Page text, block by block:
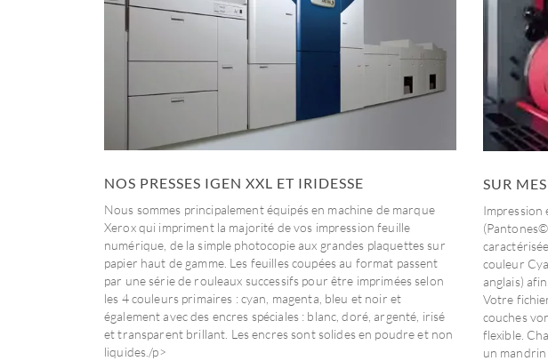
NOS PRESSES IGEN XXL ET IRIDESSE
Nous sommes principalement équipés en machine de marque
Xerox qui impriment la majorité de vos impression feuille
numérique, de la simple photocopie aux grandes plaquettes sur
papier haut de gamme. Les feuilles coupées au format passent
par une série de rouleaux successifs pour être imprimées selon
les 4 couleurs primaires : cyan, magenta, bleu et noir et
également avec des encres spéciales : blanc, doré, argenté, irisé
et transparent brillant. Les encres sont solides en poudre et non
liquides./p>
SUR
Impression
couleur
anglais)
Votre
couches
flexible.
un mandrin